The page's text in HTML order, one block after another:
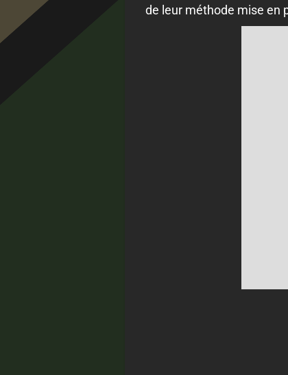
de leur méthode mise en